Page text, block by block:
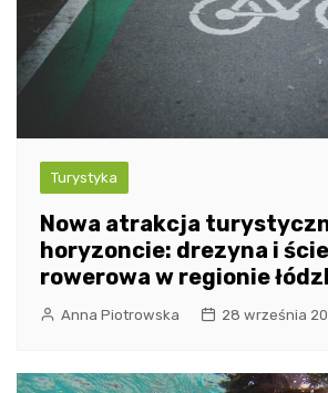
Turystyka
Nowa atrakcja
horyzoncie: drezyna i
rowerowa w regionie
Anna Piotrowska 28 września